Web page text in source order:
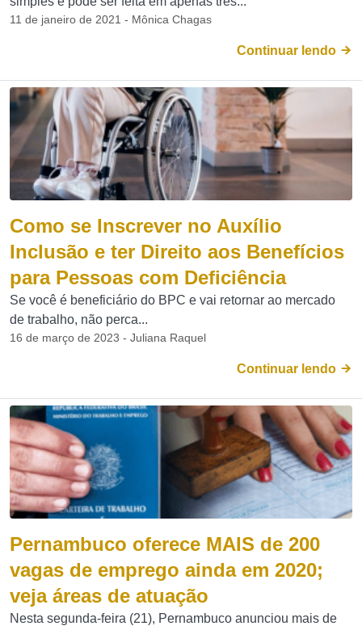
11 de janeiro de 2021 - Mônica Chagas
Continuar lendo
Como se Inscrever no Auxílio
Inclusão e ter Direito aos Benefícios
para Pessoas com Deficiência
Se você é beneficiário do BPC e vai retornar ao mercado
de trabalho, não perca...
16 de março de 2023 - Juliana Raquel
Continuar lendo
Pernambuco oferece MAIS de 200
vagas de emprego ainda em 2020;
veja áreas de atuação
Nesta segunda-feira (21), Pernambuco anunciou mais de